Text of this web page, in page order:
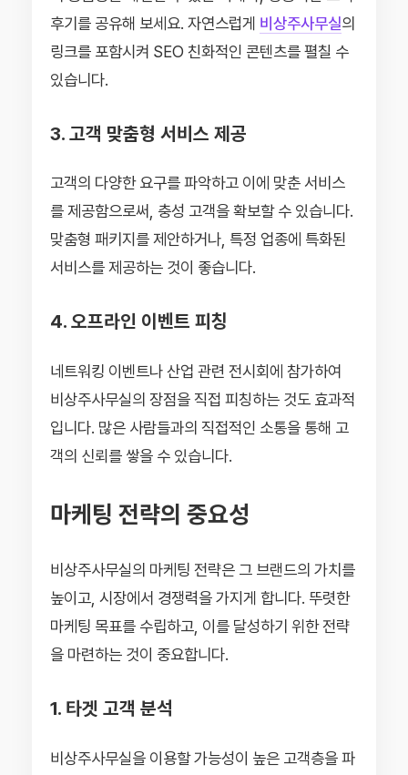
후기를 공유해 보세요. 자연스럽게 비상주사무실의
링크를 포함시켜 SEO 친화적인 콘텐츠를 펼칠 수
있습니다.
3. 고객 맞춤형 서비스 제공
고객의 다양한 요구를 파악하고 이에 맞춘 서비스
를 제공함으로써, 충성 고객을 확보할 수 있습니다.
맞춤형 패키지를 제안하거나, 특정 업종에 특화된
서비스를 제공하는 것이 좋습니다.
4. 오프라인 이벤트 피칭
네트워킹 이벤트나 산업 관련 전시회에 참가하여
비상주사무실의 장점을 직접 피칭하는 것도 효과적
입니다. 많은 사람들과의 직접적인 소통을 통해 고
객의 신뢰를 쌓을 수 있습니다.
마케팅 전략의 중요성
비상주사무실의 마케팅 전략은 그 브랜드의 가치를
높이고, 시장에서 경쟁력을 가지게 합니다. 뚜렷한
마케팅 목표를 수립하고, 이를 달성하기 위한 전략
을 마련하는 것이 중요합니다.
1. 타겟 고객 분석
비상주사무실을 이용할 가능성이 높은 고객층을 파